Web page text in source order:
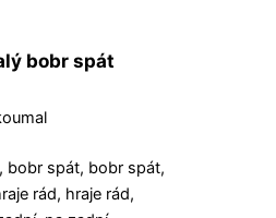
bobr spát
bobr spát, bobr spát,
rád, hraje rád,